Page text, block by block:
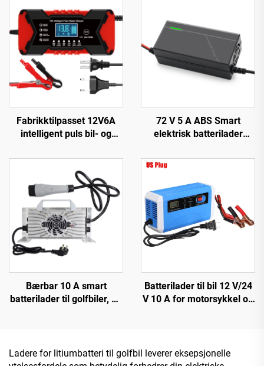
Fabrikktilpasset 12V6A
intelligent puls bil- og
12V6A automatisk
strømforsyning med OVP-
beskyttelse Pd
72 V 5 A ABS Smart
elektrisk batterilader
El-sykkel-lader 84 V 87,6 V
Bærbar 10 A smart
batterilader til golfbiler, 48
Batterilader til bil 12 V/24
V 10 A for motorsykkel og
design
Ladere for litiumbatteri til golfbil leverer eksepsjonelle